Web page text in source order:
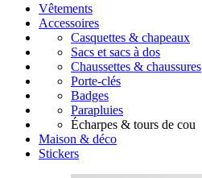
Vêtements
Accessoires
Casquettes & chapeaux
Sacs et sacs à dos
Chaussettes & chaussures
Porte-clés
Badges
Parapluies
Écharpes & tours de cou
Maison & déco
Stickers